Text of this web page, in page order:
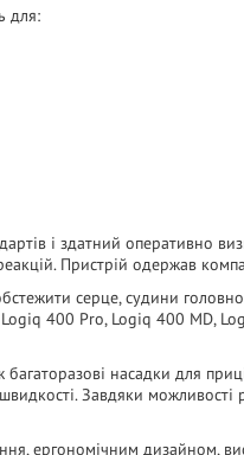
для:
і здатний оперативно
Пристрій одержав
серце, судини
Logiq 400 Pro, Logiq 400
насадки для
Завдяки
ергономічним дизайном,